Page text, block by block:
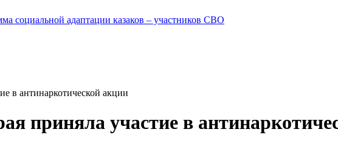
социальной адаптации казаков – участников СВО
в антинаркотической акции
приняла участие в